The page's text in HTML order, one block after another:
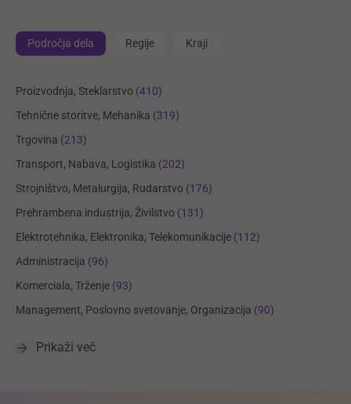
Področja dela Regije Kraji
Proizvodnja, Steklarstvo (410)
Tehnične storitve, Mehanika (319)
Trgovina (213)
Transport, Nabava, Logistika (202)
Strojništvo, Metalurgija, Rudarstvo (176)
Prehrambena industrija, Živilstvo (131)
Elektrotehnika, Elektronika, Telekomunikacije (112)
Administracija (96)
Komerciala, Trženje (93)
Management, Poslovno svetovanje, Organizacija (90)
Prikaži več